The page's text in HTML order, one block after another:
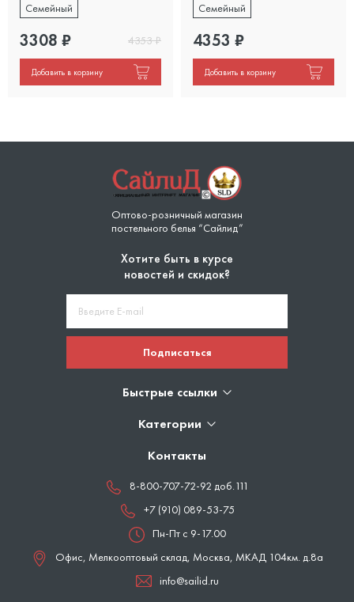
Семейный
3308 ₽ 4353₽
Добавить в корзину
Семейный
4353 ₽
Добавить в корзину
Оптово-розничный магазин
постельного белья “Сайлид”
Хотите быть в курсе
новостей и скидок?
Подписаться
Быстрые ссылки
Категории
Контакты
8-800-707-72-92 доб.111
+7 (910) 089-53-75
Пн-Пт с 9-17.00
Офис, Мелкооптовый склад, Москва, МКАД 104км. д.8а
info@sailid.ru